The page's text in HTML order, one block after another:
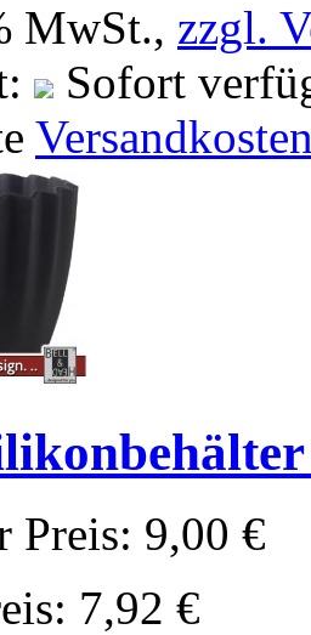
MwSt., zzgl.
Sofort
Preis: 9,00 €
7,92 €